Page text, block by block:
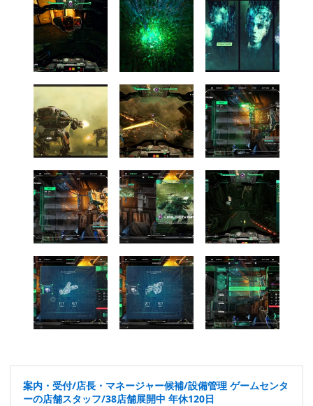
案内・受付/店長・マネージャー候補/設備管理 ゲームセンタ
ーの店舗スタッフ/38店舗展開中 年休120日